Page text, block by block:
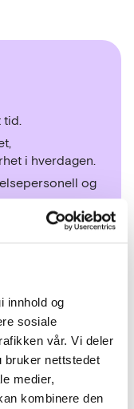
innhold og
sosiale
vår. Vi deler
bruker nettstedet
medier,
kombinere den
tid.
i hverdagen.
og
utplassert hos
i kommunen.
hjemmebruk.
i vesken.
ti sykehus i